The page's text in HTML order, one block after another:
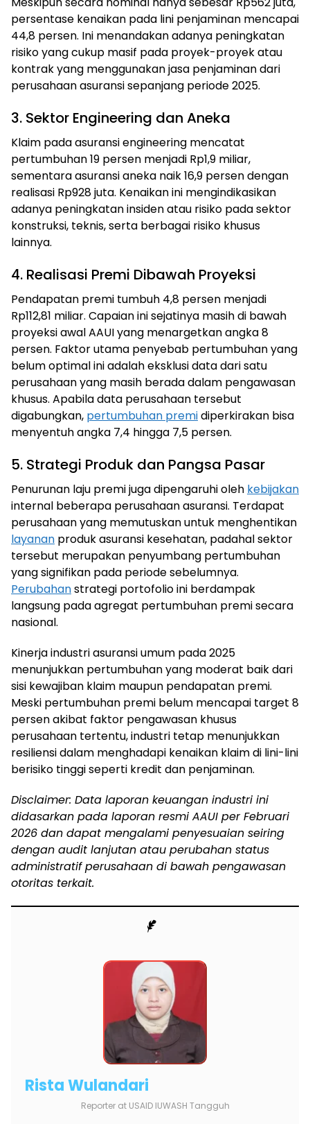
persentase kenaikan pada lini penjaminan mencapai
44,8 persen. Ini menandakan adanya peningkatan
risiko yang cukup masif pada proyek-proyek atau
kontrak yang menggunakan jasa penjaminan dari
perusahaan asuransi sepanjang periode 2025.
3. Sektor Engineering dan Aneka
Klaim pada asuransi engineering mencatat
pertumbuhan 19 persen menjadi Rp1,9 miliar,
sementara asuransi aneka naik 16,9 persen dengan
realisasi Rp928 juta. Kenaikan ini mengindikasikan
adanya peningkatan insiden atau risiko pada sektor
konstruksi, teknis, serta berbagai risiko khusus
lainnya.
4. Realisasi Premi Dibawah Proyeksi
Pendapatan premi tumbuh 4,8 persen menjadi
Rp112,81 miliar. Capaian ini sejatinya masih di bawah
proyeksi awal AAUI yang menargetkan angka 8
persen. Faktor utama penyebab pertumbuhan yang
belum optimal ini adalah eksklusi data dari satu
perusahaan yang masih berada dalam pengawasan
khusus. Apabila data perusahaan tersebut
digabungkan, pertumbuhan premidiperkirakan bisa
menyentuh angka 7,4 hingga 7,5 persen.
5. Strategi Produk dan Pangsa Pasar
Penurunan laju premi juga dipengaruhi oleh kebijakan
internal beberapa perusahaan asuransi. Terdapat
perusahaan yang memutuskan untuk menghentikan
layanan produk asuransi kesehatan, padahal sektor
tersebut merupakan penyumbang pertumbuhan
yang signifikan pada periode sebelumnya.
Perubahanstrategi portofolio ini berdampak
langsung pada agregat pertumbuhan premi secara
nasional.
Kinerja industri asuransi umum pada 2025
menunjukkan pertumbuhan yang moderat baik dari
sisi kewajiban klaim maupun pendapatan premi.
Meski pertumbuhan premi belum mencapai target 8
persen akibat faktor pengawasan khusus
perusahaan tertentu, industri tetap menunjukkan
resiliensi dalam menghadapi kenaikan klaim di lini-lini
berisiko tinggi seperti kredit dan penjaminan.
Disclaimer: Data laporan keuangan industri ini
didasarkan pada laporan resmi AAUI per Februari
2026 dan dapat mengalami penyesuaian seiring
dengan audit lanjutan atau perubahan status
administratif perusahaan di bawah pengawasan
otoritas terkait.
Rista Wulandari
Reporter at USAID IUWASH Tangguh